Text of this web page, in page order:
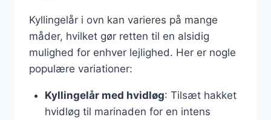
Kyllingelår i ovn kan varieres på mange
måder, hvilket gør retten til en alsidig
mulighed for enhver lejlighed. Her er nogle
populære variationer:
Kyllingelår med hvidløg: Tilsæt hakket
hvidløg til marinaden for en intens